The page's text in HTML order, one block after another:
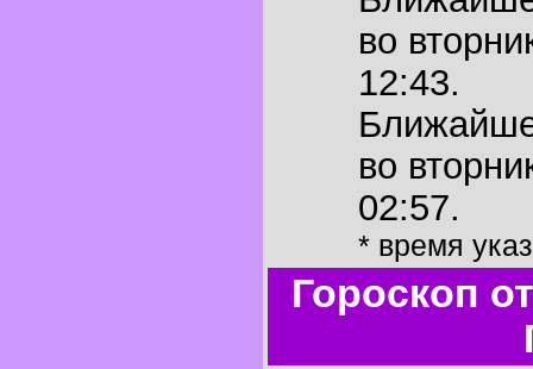
во
12:43.
во
02:57.
* время
Гороскоп